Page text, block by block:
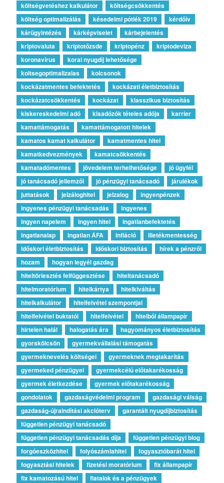
költségvetéshez kalkulátor
költségcsökkentés
költség optimalizálás
késedelmi pótlék 2019
kérdőív
kárügyintézés
kárképviselet
kárbejelentés
kriptovaluta
kriptotőzsde kriptopénz
kriptodeviza
koronavírus
korai nyugdíj lehetősége
koltsegoptimalizalas
kolcsonok
kockázatmentes befektetés
kockázati életbiztosítás
kockázatcsökkentés
kockázat
klasszikus biztosítás
kiskereskedelmi adó
kisadózók tételes adója
karrier
kamattámogatás
kamattámogatott hitelek
kamatos kamat kalkulátor
kamatmentes hitel
kamatkedvezmények
kamatcsökkentés
kamatadómentes
jövedelem terhelhetősége
jó ügyfél
jó tanácsadó jellemzői
jó pénzügyi tanácsadó
járulékok
juttatások
jelzáloghitel jelzalog
ingyenpénzek
ingyenes pénzügyi tanácsadás
ingyenes
ingyen napelem
ingyen hitel
ingatlanbefektetés
ingatlanalap
ingatlan ÁFA infláció
illetékmentesség
időskori életbiztosítás
időskori biztosítás
hírek a pénzről
hozam
hogyan legyél gazdag
hiteltörlesztés felfüggesztése
hiteltanácsadó
hitelmoratórium
hitelkártya
hitelkiváltás
hitelkalkulátor
hitelfelvétel szempontjai
hitelfelvétel buktatói
hitelfelvétel
hitelből állampapír
hirtelen halál
halogatás ára
hagyományos életbiztosítás
gyorskölcsön
gyermekvállalási támogatás
gyermeknevelés költségei
gyermeknek megtakarítás
gyermeked pénzügyei
gyermekcélú előtakarékosság
gyermek életkezdése
gyermek előtakarékosság
gondolatok
gazdaságvédelmi program
gazdasági válság
gazdaság-újraindítási akcióterv
garantált nyugdíjbiztosítás
független pénzügyi tanácsadó
független pénzügyi tanácsadás díja
független pénzügyi blog
forgóeszközhitel
folyószámlahitel
fogyasztóbarát hitel
fogyasztási hitelek
fizetési moratórium
fix állampapír
fix kamatozású hitel
fiatalok és a pénzügyek